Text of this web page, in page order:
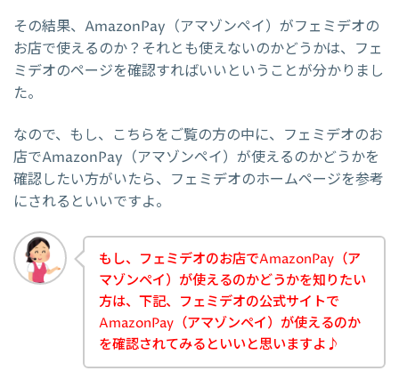
その結果、AmazonPay（アマゾンペイ）がフェミデオの
お店で使えるのか？それとも使えないのかどうかは、フェ
ミデオのページを確認すればいいということが分かりまし
た。
なので、もし、こちらをご覧の方の中に、フェミデオのお
店でAmazonPay（アマゾンペイ）が使えるのかどうかを
確認したい方がいたら、フェミデオのホームページを参考
にされるといいですよ。
もし、フェミデオのお店でAmazonPay（ア
マゾンペイ）が使えるのかどうかを知りたい
方は、下記、フェミデオの公式サイトで
AmazonPay（アマゾンペイ）が使えるのか
を確認されてみるといいと思いますよ♪